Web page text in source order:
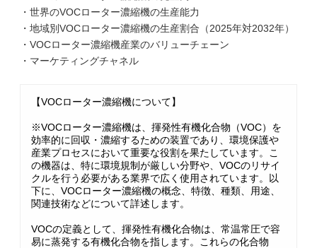
・世界のVOCローター濃縮機の生産能力
・地域別VOCローター濃縮機の生産割合（2025年対2032年）
・VOCローター濃縮機産業のバリューチェーン
・マーケティングチャネル
【VOCローター濃縮機について】
※VOCローター濃縮機は、揮発性有機化合物（VOC）を
効率的に回収・濃縮するための装置であり、環境保護や
産業プロセスにおいて重要な役割を果たしています。こ
の機器は、特に環境規制が厳しい分野や、VOCのリサイ
クルを行う必要がある業界で広く使用されています。以
下に、VOCローター濃縮機の概念、特徴、種類、用途、
関連技術などについて詳述します。
VOCの定義として、揮発性有機化合物は、常温常圧で容
易に蒸発する有機化合物を指します。これらの化合物